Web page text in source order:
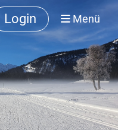
Login Menü